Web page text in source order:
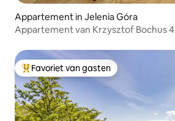
Appartement in Jelenia Góra
Appartement van Krzysztof Bochus 4
Topfavoriet van gasten
Favoriet van gasten